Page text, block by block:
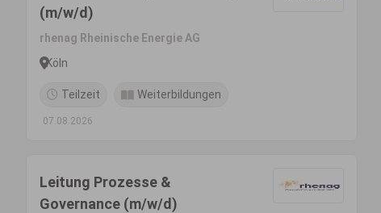
(m/w/d)
rhenag Rheinische Energie AG
Köln
Teilzeit Weiterbildungen
07.08.2026
Leitung Prozesse &
Governance (m/w/d)